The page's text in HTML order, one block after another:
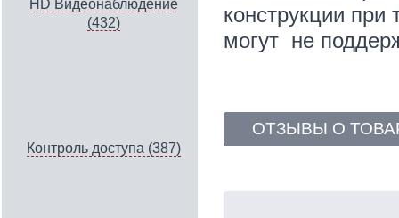
HD Видеонаблюдение
(432)
Контроль доступа (387)
конструкции при
могут не
ОТЗЫВЫ О